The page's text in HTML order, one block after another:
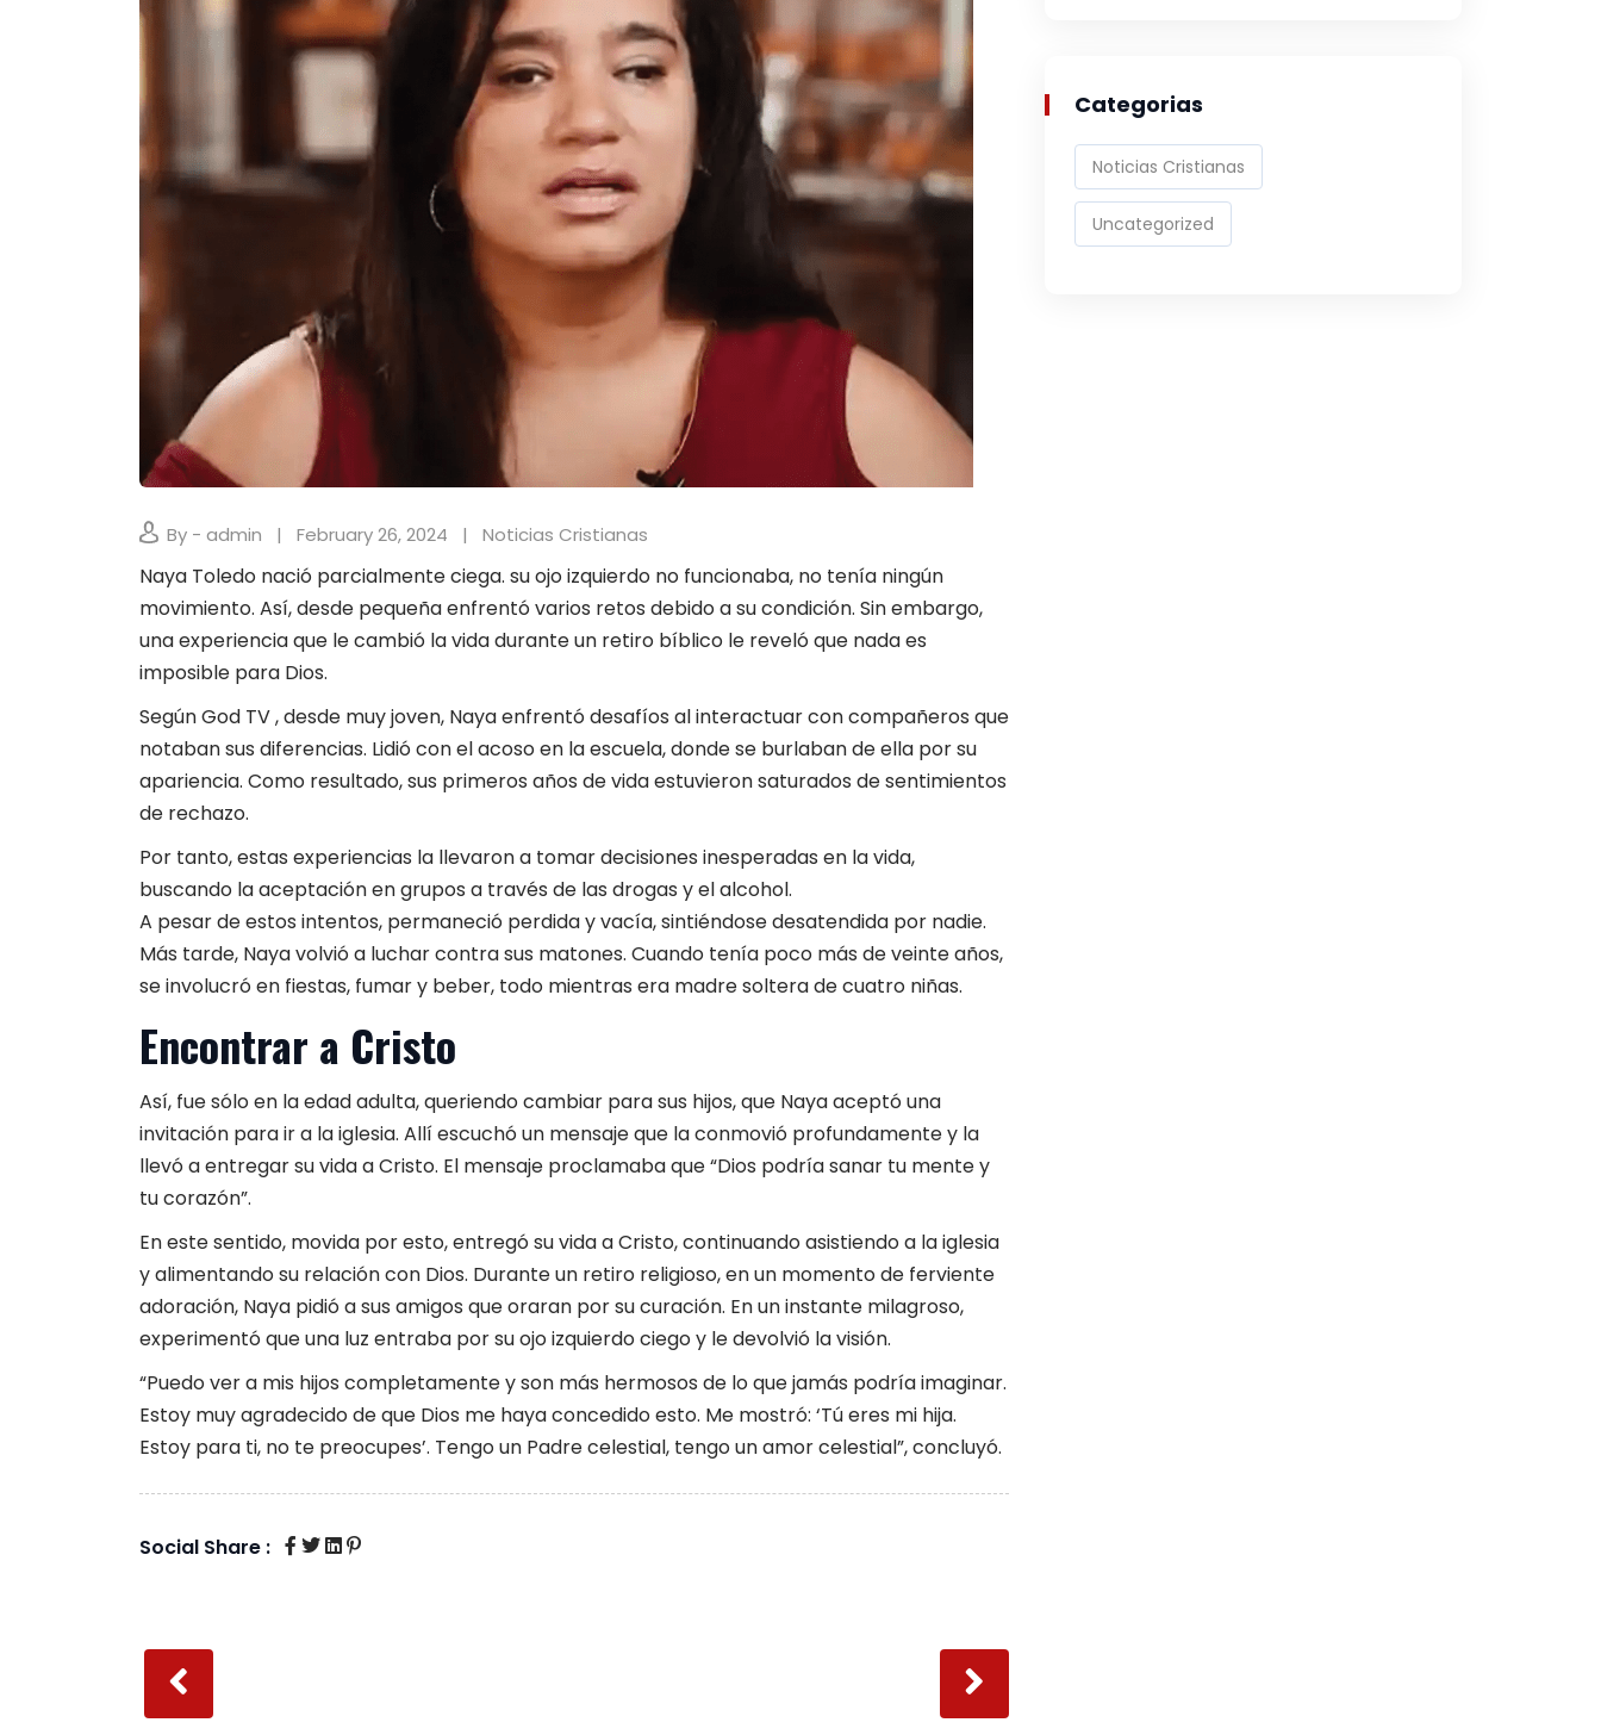
By - admin February 26, 2024 Noticias Cristianas
Naya Toledo nació parcialmente ciega. su ojo izquierdo no funcionaba, no tenía ningún
movimiento. Así, desde pequeña enfrentó varios retos debido a su condición. Sin embargo,
una experiencia que le cambió la vida durante un retiro bíblico le reveló que nada es
imposible para Dios.
SegúnGod TV, desde muy joven, Naya enfrentó desafíos al interactuar con compañeros que
notaban sus diferencias. Lidió con el acoso en la escuela, donde se burlaban de ella por su
apariencia. Como resultado, sus primeros años de vida estuvieron saturados de sentimientos
de rechazo.
Por tanto, estas experiencias la llevaron a tomar decisiones inesperadas en la vida,
buscando la aceptación en grupos a través de las drogas y el alcohol.
A pesar de estos intentos, permaneció perdida y vacía, sintiéndose desatendida por nadie.
Más tarde, Naya volvió a luchar contra sus matones. Cuando tenía poco más de veinte años,
se involucró en fiestas, fumar y beber, todo mientras era madre soltera de cuatro niñas.
Encontrar a Cristo
Así, fue sólo en la edad adulta, queriendo cambiar para sus hijos, que Naya aceptó una
invitación para ir a la iglesia. Allí escuchó un mensaje que la conmovió profundamente y la
llevó a entregar su vida a Cristo. El mensaje proclamaba que “Dios podría sanar tu mente y
tu corazón”.
En este sentido, movida por esto, entregó su vida a Cristo, continuando asistiendo a la iglesia
y alimentando su relación con Dios. Durante un retiro religioso, en un momento de ferviente
adoración, Naya pidió a sus amigos que oraran por su curación. En un instante milagroso,
experimentó que una luz entraba por su ojo izquierdo ciego y le devolvió la visión.
“Puedo ver a mis hijos completamente y son más hermosos de lo que jamás podría imaginar.
Estoy muy agradecido de que Dios me haya concedido esto. Me mostró: ‘Tú eres mi hija.
Estoy para ti, no te preocupes’. Tengo un Padre celestial, tengo un amor celestial”, concluyó.
Social Share :
Categorias
Noticias Cristianas
Uncategorized